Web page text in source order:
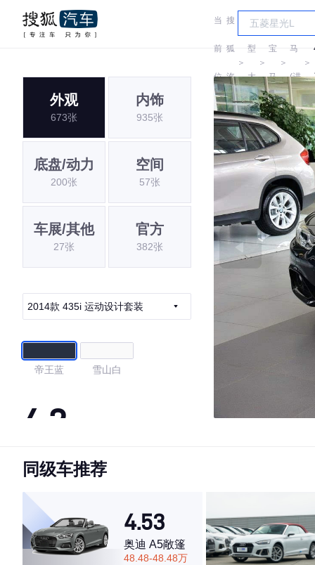
当
前
位
置:
搜
狐
汽
车
＞
车
型
大
全
＞
宝
马
＞
宝
马
(进
口)
＞
外观
673张
内饰
935张
底盘/动力
200张
空间
57张
车展/其他
27张
官方
382张
2014款 435i 运动设计套装
帝王蓝 雪山白
4.2
·外观表现较为优秀，优于54%同级车
·空间表现一般，低于55%同级车
同级车推荐
4.53
奥迪 A5敞篷
48.48-48.48万